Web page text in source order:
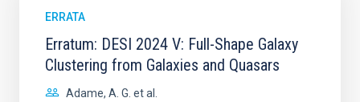
ERRATA
Erratum: DESI 2024 V: Full-Shape Galaxy
Clustering from Galaxies and Quasars
Adame, A. G. et al.